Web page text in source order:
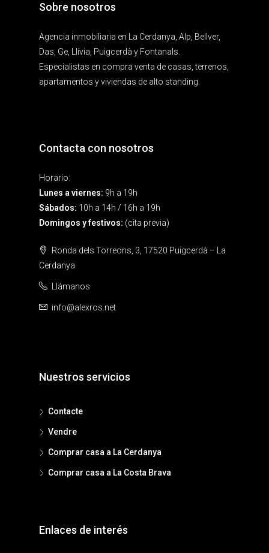
Sobre nosotros
Agencia inmobiliaria en La Cerdanya, Alp, Bellver,
Das, Ge, Llívia, Puigcerdà y Fontanals.
Especialistas en compra venta de casas, terrenos,
apartamentos y viviendas de alto standing.
Contacta con nosotros
Horario:
Lunes a viernes: 9h a 19h
Sábados: 10h a 14h / 16h a 19h
Domingos y festivos: (cita previa)
Ronda dels Torreons, 3, 17520 Puigcerdà – La
Cerdanya
Llámanos
info@alexros.net
Nuestros servicios
Contacte
Vendre
Comprar casa a La Cerdanya
Comprar casa a La Costa Brava
Enlaces de interés